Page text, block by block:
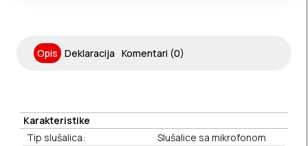
Opis Deklaracija Komentari (0)
Karakteristike
Tip slušalica:
Slušalice sa mikrofonom